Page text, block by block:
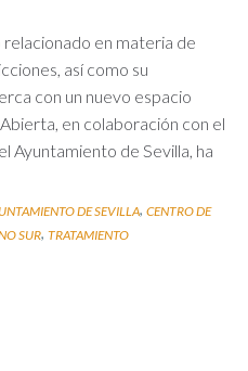
en materia de
así como su
con un nuevo espacio
en colaboración con el
Ayuntamiento de Sevilla, ha
DE SEVILLA, CENTRO DE
SUR, TRATAMIENTO